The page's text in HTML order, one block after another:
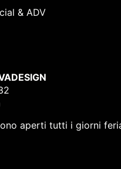
& ADV
aperti tutti i giorni